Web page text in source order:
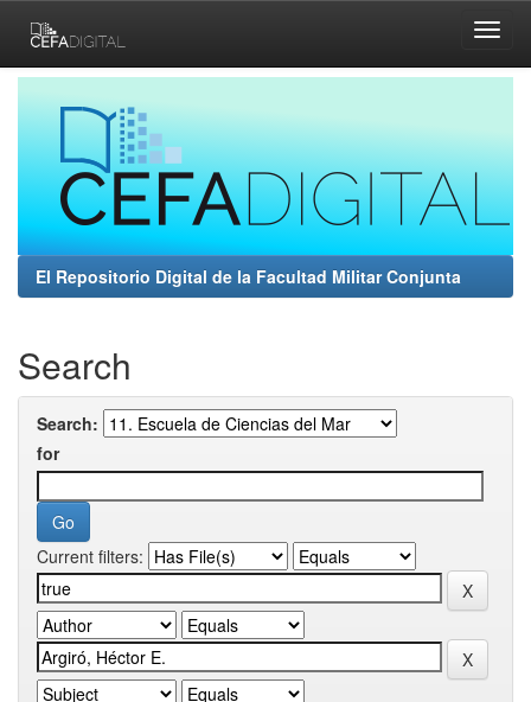
navigation
El Repositorio Digital de la Facultad Militar Conjunta
Search
Search:
for
Current filters: